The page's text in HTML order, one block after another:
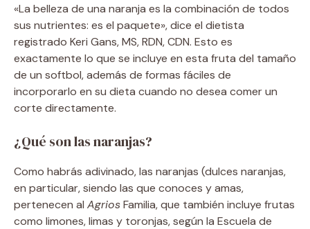
«La belleza de una naranja es la combinación de todos
sus nutrientes: es el paquete», dice el dietista
registrado Keri Gans, MS, RDN, CDN. Esto es
exactamente lo que se incluye en esta fruta del tamaño
de un softbol, ​​además de formas fáciles de
incorporarlo en su dieta cuando no desea comer un
corte directamente.
¿Qué son las naranjas?
Como habrás adivinado, las naranjas (dulces naranjas,
en particular, siendo las que conoces y amas,
pertenecen al AgriosFamilia, que también incluye frutas
como limones, limas y toronjas, según la Escuela de